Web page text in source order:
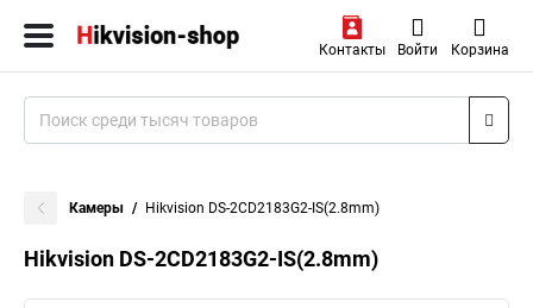
Контакты Войти Корзина
Камеры Hikvision DS-2CD2183G2-IS(2.8mm)
Hikvision DS-2CD2183G2-IS(2.8mm)